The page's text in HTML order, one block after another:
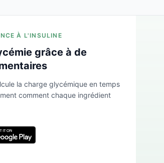
À L'INSULINE
grâce à de
la charge glycémique en temps
comment chaque ingrédient